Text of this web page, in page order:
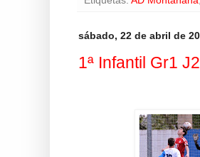
sábado, 22 de abril de
1ª Infantil Gr1